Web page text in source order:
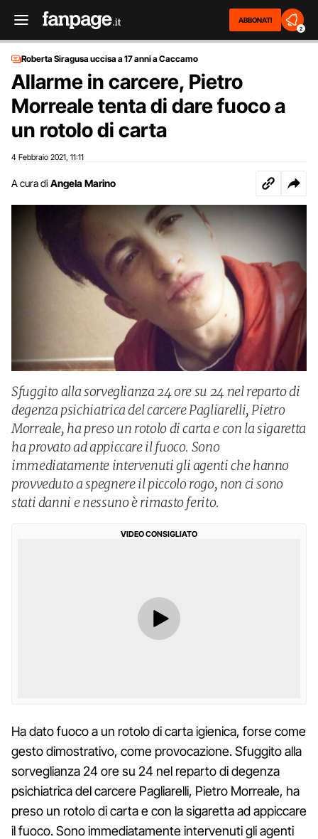
ABBONATI
2
Roberta Siragusa uccisa a 17 anni a Caccamo
Allarme in carcere, Pietro
Morreale tenta di dare fuoco a
un rotolo di carta
4 Febbraio 2021 11:11
A cura di Angela Marino
Sfuggito alla sorveglianza 24 ore su 24 nel reparto di
degenza psichiatrica del carcere Pagliarelli, Pietro
Morreale, ha preso un rotolo di carta e con la sigaretta
ha provato ad appiccare il fuoco. Sono
immediatamente intervenuti gli agenti che hanno
provveduto a spegnere il piccolo rogo, non ci sono
stati danni e nessuno è rimasto ferito.
VIDEO CONSIGLIATO
Ha dato fuoco a un rotolo di carta igienica, forse come
gesto dimostrativo, come provocazione. Sfuggito alla
sorveglianza 24 ore su 24 nel reparto di degenza
psichiatrica del carcere Pagliarelli, Pietro Morreale, ha
preso un rotolo di carta e con la sigaretta ad appiccare
il fuoco. Sono immediatamente intervenuti gli agenti